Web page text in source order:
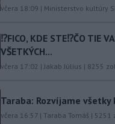
včera 18:09 | Ministerstvo kultúry
⁉️FICO, KDE STE⁉️ČO TIE
VŠETKÝCH...
včera 17:02 | Jakab Július | 8255
Taraba: Rozvíjame všetky
včera 16:57 | Taraba Tomáš | 5251